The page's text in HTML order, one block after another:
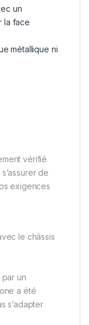
un
la face
métallique ni
vérifié
de
exigences
le châssis
un
a été
s’adapter